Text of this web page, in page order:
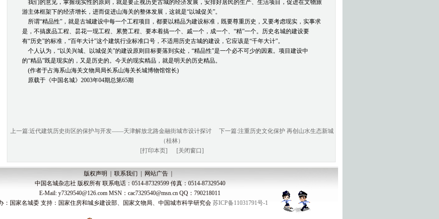
我们的意见，掌握现实性的原则，就是要正视历史古城的经济发展，安排好居民的生产、生活项目，促进在文物旅
游主体框架下的经济增长，进而促进山海关的整体发展，这就是“以城促关”。
所谓“精品性”，就是古城建设中每一个工程项目，都要以精品为建设标准，既要尊重历史，又要考虑现实，实事求
是，不搞废品工程、昙花一现工程、累赘工程、要本着搞一个、戚一个，成一个、“精”一个。历史名城的建设要
有“历史”的标准，“百年大计”这个建筑行业标准口号，不适用历史古城的建设，它应该是“千年大计”。
个人认为，“以关兴城、以城促关”的建设原则目标要落到实处，“精品性”是一个必不可少的因素。项目建设中
的“精品”既是现实的，又是历史的。今天的现实精品，就是明天的历史精品。
(作者于占海系山海关文物局局长系山海关长城博物馆馆长)
原载于《中国名城》2003年04期总第65期
上一篇:近代建筑历史街区的保护与开发——天津解放北路金融街城市设计探讨
下一篇:注重历史文化保护 再创山水生态新城
（桂林）
[打印本页]
[关闭窗口]
版权声明 | 联系我们 | 网站广告 |
中国名城杂志社 版权所有 联系电话：0514-87329599 传真：0514-87329540
E-Mail: y7329540@126.com MSN：cac7329540@msn.cn QQ：790218011
：国家名城委 支持：国家住房和城乡建设部、国家文物局、中国城市科学研究会 苏ICP备11031791号-1